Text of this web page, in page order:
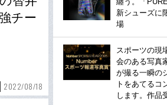
チー
2022/08/18
新シューズに
場
スポーツの現
会のある写真
が撮る一瞬の
トをあてるコ
します。作品